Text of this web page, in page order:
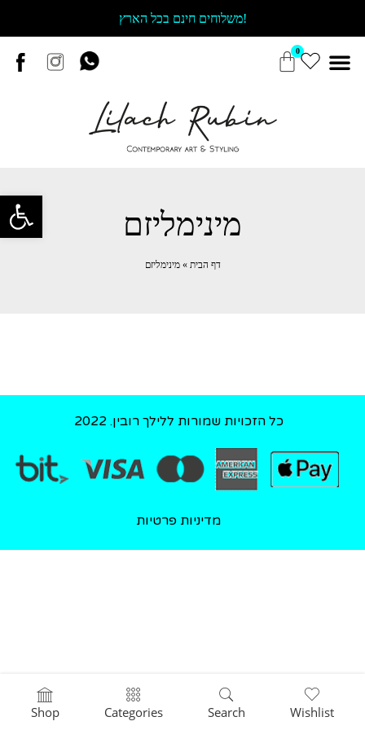
Open toolbar
משלוחים חינם בכל הארץ!
מינימליזם
דף הבית »מינימליזם
כל הזכויות שמורות ללילך רובין. 2022
מדיניות פרטיות
Shop Categories Search Wishlist